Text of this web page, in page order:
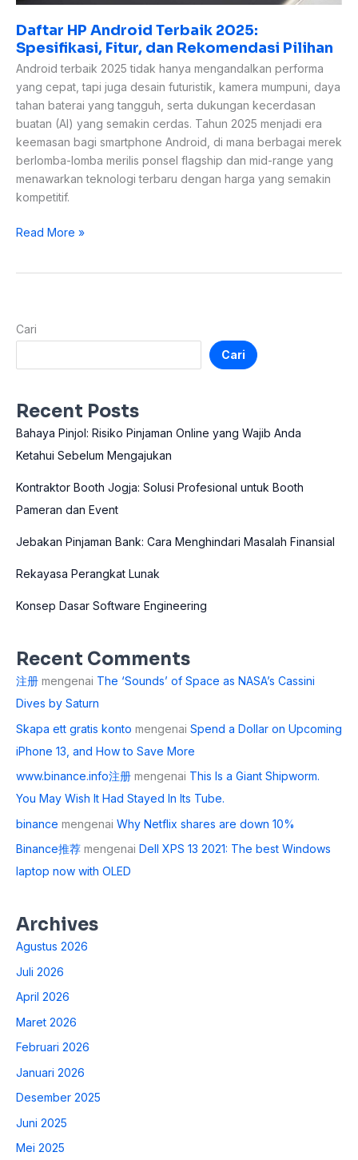
Daftar HP Android Terbaik 2025:
Spesifikasi, Fitur, dan Rekomendasi Pilihan
Android terbaik 2025 tidak hanya mengandalkan performa
yang cepat, tapi juga desain futuristik, kamera mumpuni, daya
tahan baterai yang tangguh, serta dukungan kecerdasan
buatan (AI) yang semakin cerdas. Tahun 2025 menjadi era
keemasan bagi smartphone Android, di mana berbagai merek
berlomba-lomba merilis ponsel flagship dan mid-range yang
menawarkan teknologi terbaru dengan harga yang semakin
kompetitif.
Read More »
Cari
Cari
Recent Posts
Bahaya Pinjol: Risiko Pinjaman Online yang Wajib Anda
Ketahui Sebelum Mengajukan
Kontraktor Booth Jogja: Solusi Profesional untuk Booth
Pameran dan Event
Jebakan Pinjaman Bank: Cara Menghindari Masalah Finansial
Rekayasa Perangkat Lunak
Konsep Dasar Software Engineering
Recent Comments
注册 mengenai The ‘Sounds’ of Space as NASA’s Cassini
Dives by Saturn
Skapa ett gratis konto mengenai Spend a Dollar on Upcoming
iPhone 13, and How to Save More
www.binance.info注册 mengenai This Is a Giant Shipworm.
You May Wish It Had Stayed In Its Tube.
binance mengenai Why Netflix shares are down 10%
Binance推荐 mengenai Dell XPS 13 2021: The best Windows
laptop now with OLED
Archives
Agustus 2026
Juli 2026
April 2026
Maret 2026
Februari 2026
Januari 2026
Desember 2025
Juni 2025
Mei 2025